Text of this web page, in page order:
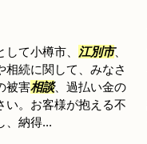
て小樽市、 江別市、
続に関して、みなさ
被害相談、過払い金の
い。お客様が抱える不
、納得...